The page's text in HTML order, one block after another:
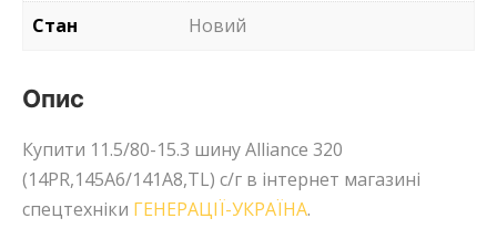
Стан Новий
Опис
Купити 11.5/80-15.3 шину Alliance 320
(14PR,145A6/141A8,TL) с/г в інтернет магазині
спецтехніки ГЕНЕРАЦІЇ-УКРАЇНА.